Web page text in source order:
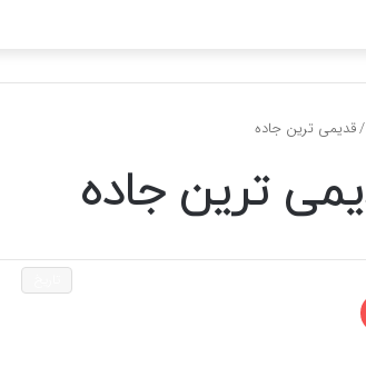
/قدیمی ترین جاده
ترین جاده